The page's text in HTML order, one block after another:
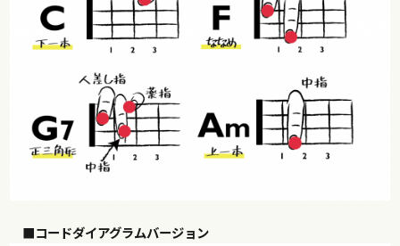
■コードダイアグラムバージョン